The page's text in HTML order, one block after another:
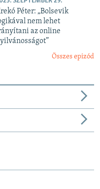
Péter: „Bolsevik
nem lehet
az online
Összes epizód